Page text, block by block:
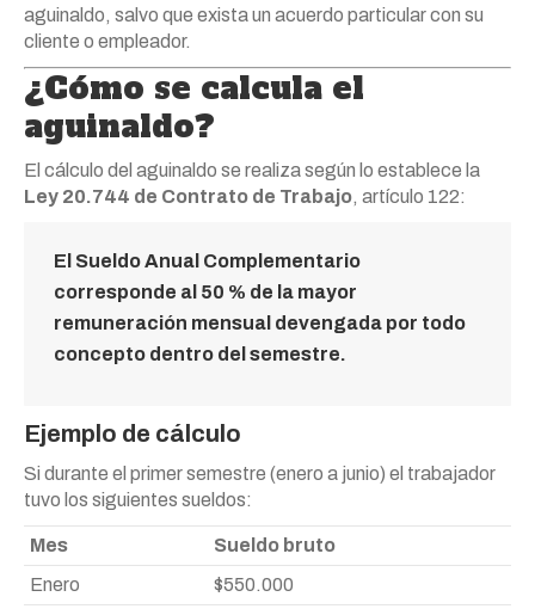
aguinaldo, salvo que exista un acuerdo particular con su
cliente o empleador.
¿Cómo se calcula el
aguinaldo?
El cálculo del aguinaldo se realiza según lo establece la
Ley 20.744 de Contrato de Trabajo, artículo 122:
El Sueldo Anual Complementario
corresponde al 50 % de la mayor
remuneración mensual devengada por todo
concepto dentro del semestre.
Ejemplo de cálculo
Si durante el primer semestre (enero a junio) el trabajador
tuvo los siguientes sueldos:
Mes
Sueldo bruto
Enero
$550.000